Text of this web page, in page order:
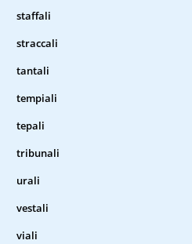
staffali
straccali
tantali
tempiali
tepali
tribunali
urali
vestali
viali